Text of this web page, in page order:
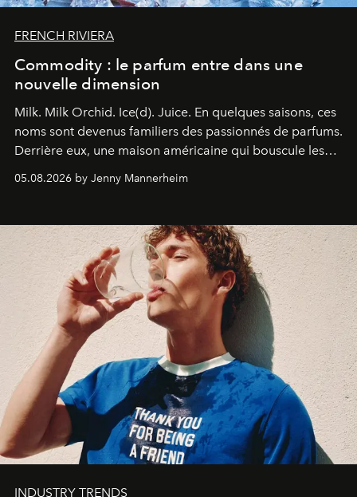
FRENCH RIVIERA
Commodity : le parfum entre dans une
nouvelle dimension
Milk. Milk Orchid. Ice(d). Juice. En quelques saisons, ces
noms sont devenus familiers des passionnés de parfums.
Derrière eux, une maison américaine qui bouscule les
codes de la parfumerie contemporaine en proposant
une approche aussi intuitive que personnelle :
05.08.2026 by Jenny Mannerheim
INDUSTRY TRENDS